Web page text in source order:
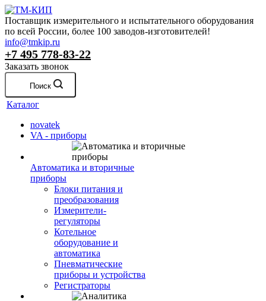
Поставщик измерительного и испытательного оборудования
по всей России, более 100 заводов-изготовителей!
info@tmkip.ru
+7 495 778-83-22
Заказать звонок
Поиск
Каталог
novatek
VA - приборы
Автоматика и вторичные
приборы
Блоки питания и
преобразования
Измерители-
регуляторы
Котельное
оборудование и
автоматика
Пневматические
приборы и устройства
Регистраторы